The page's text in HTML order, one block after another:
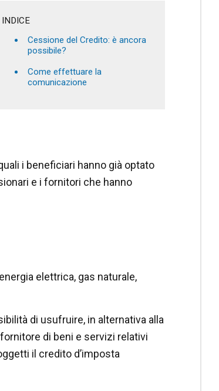
INDICE
Cessione del Credito: è ancora
possibile?
Come effettuare la
comunicazione
i beneficiari hanno già optato
e i fornitori che hanno
elettrica, gas naturale,
di usufruire, in alternativa alla
di beni e servizi relativi
il credito d’imposta